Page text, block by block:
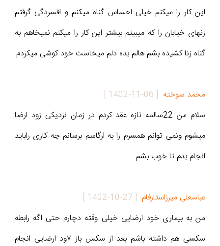
این کار را میکنم خیلی احساس گناه میکنم و افسردگی گرفتم
زنهای خیابان را که میبینم بیشتر این کار را میکنم نمیخاهم به
گناه زنا کشیده بشم هالم بده دلم میخاست خود کوشی میکردم
محمد سوخته [
1402-11-06
]
سلام من 22سالمه تازه عقد کردم در زمان نزدیکی زود ارضا
میشوم ونمی توانم همسرم را به ارگاسم برسانم چه کاری راباید
انجام بدم تا خوب بشم
عباسعلی میرزاستارفام [
1402-10-27
]
من به بیماری خود ارضایی خیلی وقته دچارم حتی اگه رابطه
سکسی هم داشته باشم بعد از سکس باز ۷ود ارضایی انجام